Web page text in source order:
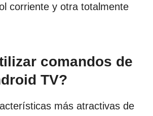
corriente y otra totalmente
comandos de
TV?
más atractivas de